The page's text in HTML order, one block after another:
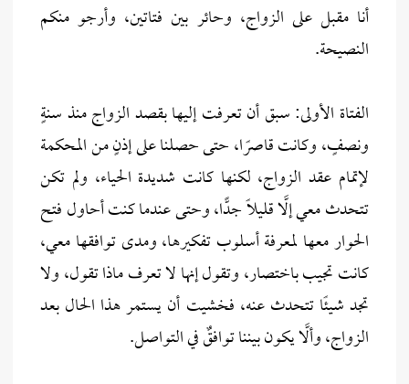
أنا مقبل على الزواج، وحائر بين فتاتين، وأرجو منكم
النصيحة.
الفتاة الأولى: سبق أن تعرفت إليها بقصد الزواج منذ سنةٍ
ونصفٍ، وكانت قاصرًا، حتى حصلنا على إذنٍ من المحكمة
لإتمام عقد الزواج، لكنها كانت شديدة الحياء، ولم تكن
تتحدث معي إلَّا قليلًا جدًّا، وحتى عندما كنت أحاول فتح
الحوار معها لمعرفة أسلوب تفكيرها، ومدى توافقها معي،
كانت تجيب باختصار، وتقول إنها لا تعرف ماذا تقول، ولا
تجد شيئًا تتحدث عنه، فخشيت أن يستمر هذا الحال بعد
الزواج، وألَّا يكون بيننا توافقٌ في التواصل.